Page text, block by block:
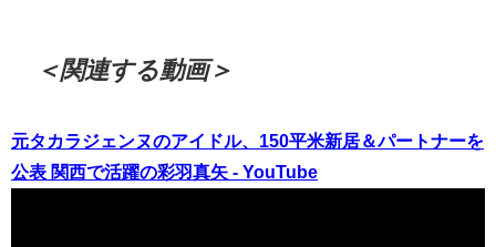
＜関連する動画＞
元タカラジェンヌのアイドル、150平米新居＆パートナーを
公表 関西で活躍の彩羽真矢 - YouTube